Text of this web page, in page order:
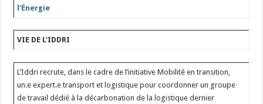
l’Énergie
VIE DE L’IDDRI
L’Iddri recrute, dans le cadre de l’initiative Mobilité en transition,
un.e expert.e transport et logistique pour coordonner un groupe
de travail dédié à la décarbonation de la logistique dernier